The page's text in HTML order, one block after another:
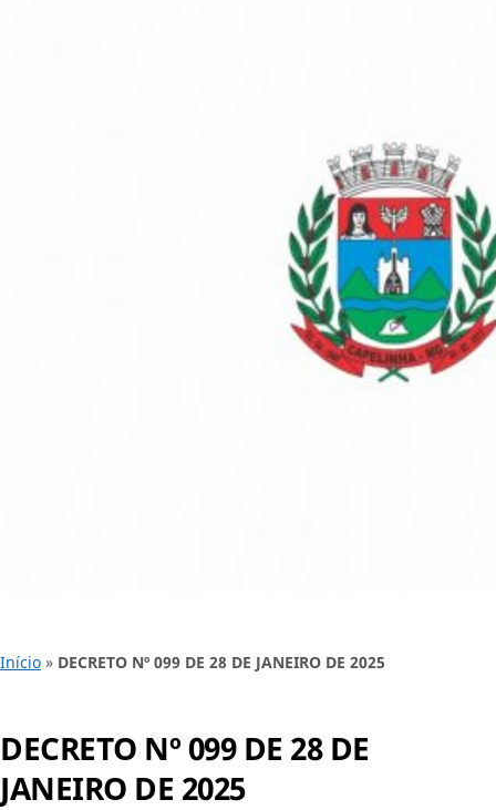
Início » DECRETO Nº 099 DE 28 DE JANEIRO DE 2025
DECRETO Nº 099 DE 28 DE
JANEIRO DE 2025